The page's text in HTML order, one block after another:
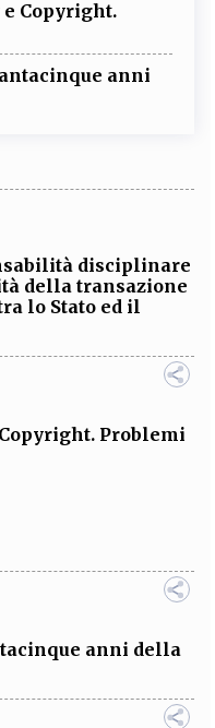
e Copyright.
anni
disciplinare
della transazione
lo Stato ed il
Problemi
anni della